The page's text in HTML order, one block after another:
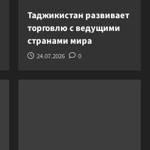
Таджикистан развивает
торговлю с ведущими
странами мира
24.07.2026 0